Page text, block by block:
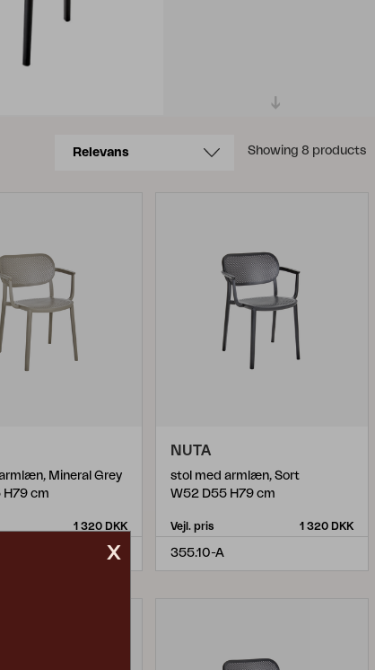
Showing 8 products
Mineral Grey
H79 cm
1 320 DKK
NUTA
stol med armlæn, Sort
W52 D55 H79 cm
Vejl. pris 1 320 DKK
355.10-A
x